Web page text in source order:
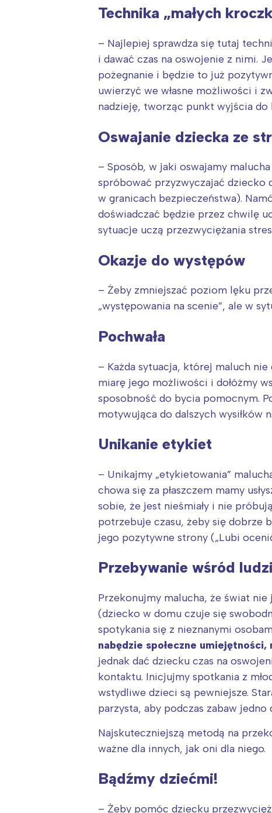
Technika „małych
– Najlepiej sprawdza się tutaj
i dawać czas na oswojenie z nimi.
pożegnanie i będzie to już
uwierzyć we własne możliwości i
nadzieję, tworząc punkt wyjścia do
Oswajanie dziecka ze
– Sposób, w jaki oswajamy
spróbować przyzwyczajać dziecko
w granicach bezpieczeństwa).
doświadczać będzie przez chwilę
sytuacje uczą przezwyciężania
Okazje do występów
– Żeby zmniejszać poziom lęku
„występowania na scenie”, ale w
Pochwała
– Każda sytuacja, której maluch nie
miarę jego możliwości i dołóżmy
sposobność do bycia pomocnym.
motywująca do dalszych wysiłków
Unikanie etykiet
– Unikajmy „etykietowania”
chowa się za płaszczem mamy
sobie, że jest nieśmiały i nie
potrzebuje czasu, żeby się dobrze
jego pozytywne strony („Lubi
Przebywanie wśród ludzi
Przekonujmy malucha, że świat
(dziecko w domu czuje się
spotykania się z nieznanymi
nabędzie społeczne
jednak dać dziecku czas na
kontaktu. Inicjujmy spotkania z
wstydliwe dzieci są pewniejsze.
parzysta, aby podczas zabaw
Najskuteczniejszą metodą na
ważne dla innych, jak oni dla niego.
Bądźmy dziećmi!
– Żeby pomóc dziecku